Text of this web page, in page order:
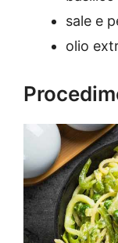
sale e
olio